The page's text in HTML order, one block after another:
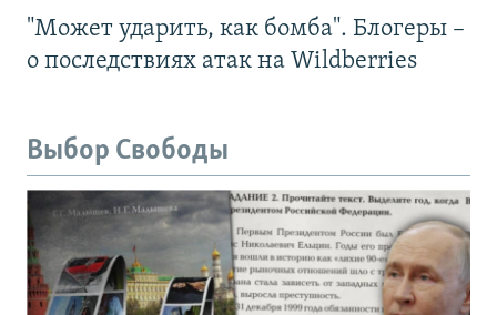
"Может ударить, как бомба". Блогеры –
о последствиях атак на Wildberries
Выбор Свободы